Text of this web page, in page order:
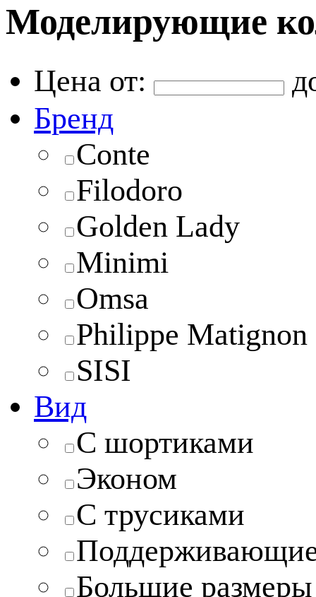
Моделирующие
Цена от:
Бренд
Conte
Filodoro
Golden Lady
Minimi
Omsa
Philippe Matignon
SISI
Вид
С шортиками
Эконом
С трусиками
Большие размеры